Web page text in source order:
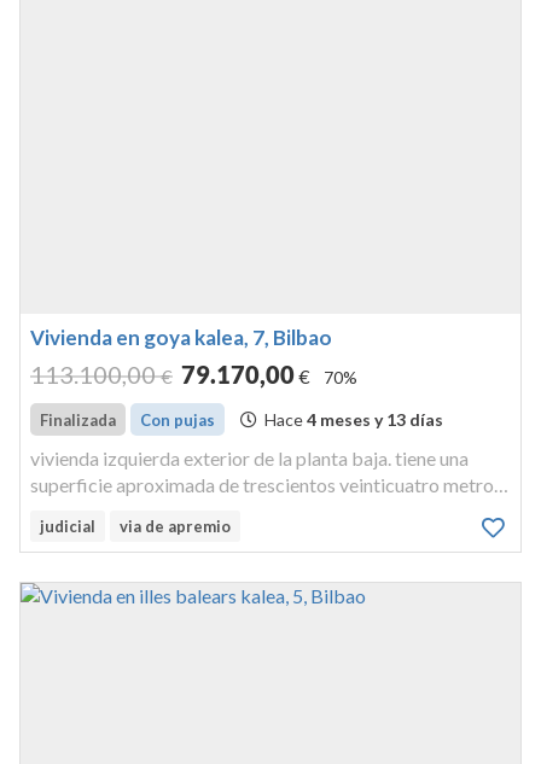
Vivienda en goya kalea, 7, Bilbao
113.100,00 € 79.170,00€ 70%
Finalizada Con pujas Hace4 meses y 13 días
vivienda izquierda exterior de la planta baja. tiene una
superficie aproximada de trescientos veinticuatro metros
cuarenta y cuatro metros cuadrados. finca 4749/a del
judicial via de apremio